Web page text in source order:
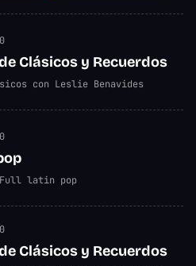
Clásicos y Recuerdos
con Leslie Benavides
Full latin pop
Clásicos y Recuerdos